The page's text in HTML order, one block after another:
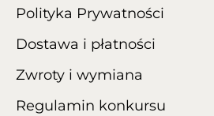
Polityka Prywatności
Dostawa i płatności
Zwroty i wymiana
Regulamin konkursu